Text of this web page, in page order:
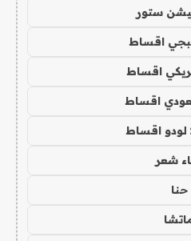
ستور
اقساط
اقساط
اقساط
لودو اقساط
شعر
حنا